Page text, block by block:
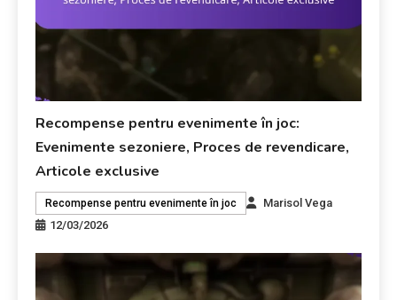
Recompense pentru evenimente în joc:
Evenimente sezoniere, Proces de revendicare,
Articole exclusive
Recompense pentru evenimente în joc
Marisol Vega
12/03/2026